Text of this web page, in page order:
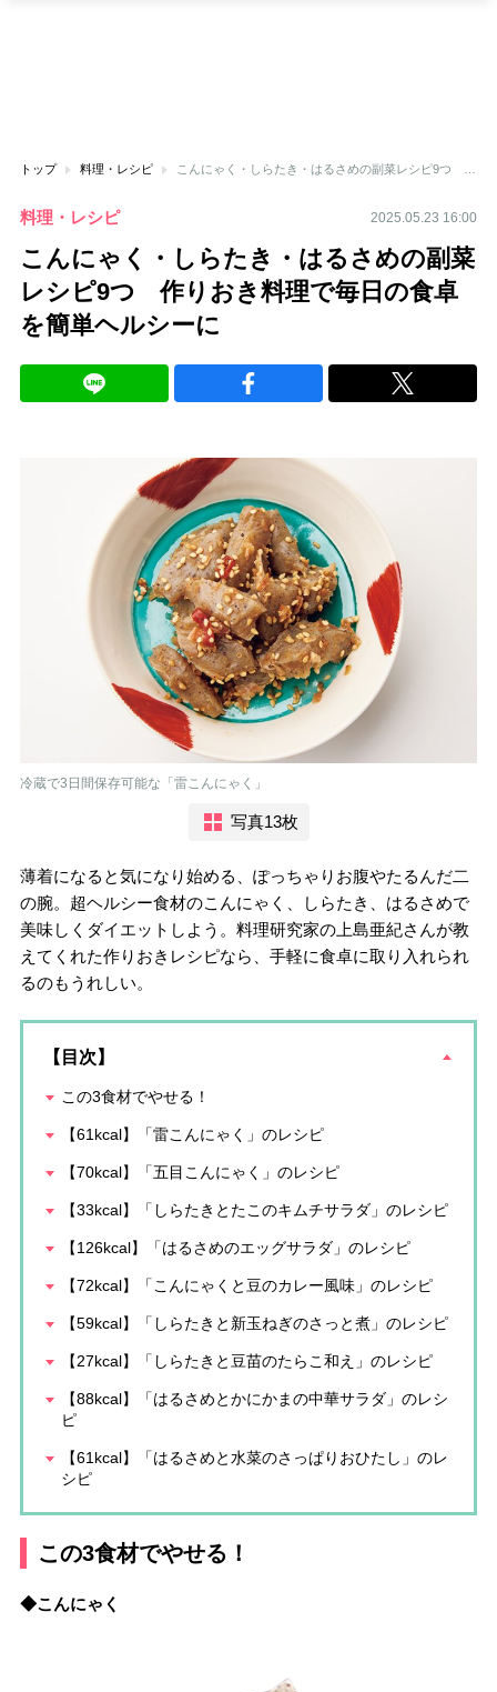
トップ 料理・レシピ
料理・レシピ 2025.05.23 16:00
こんにゃく・しらたき・はるさめの副菜
レシピ9つ 作りおき料理で毎日の食卓
を簡単ヘルシーに
冷蔵で3日間保存可能な「雷こんにゃく」
写真13枚
薄着になると気になり始める、ぽっちゃりお腹やたるんだ二
の腕。超ヘルシー食材のこんにゃく、しらたき、はるさめで
美味しくダイエットしよう。料理研究家の上島亜紀さんが教
えてくれた作りおきレシピなら、手軽に食卓に取り入れられ
るのもうれしい。
【目次】
この3食材でやせる！
【61kcal】「雷こんにゃく」のレシピ
【70kcal】「五目こんにゃく」のレシピ
【33kcal】「しらたきとたこのキムチサラダ」のレシピ
【126kcal】「はるさめのエッグサラダ」のレシピ
【72kcal】「こんにゃくと豆のカレー風味」のレシピ
【59kcal】「しらたきと新玉ねぎのさっと煮」のレシピ
【27kcal】「しらたきと豆苗のたらこ和え」のレシピ
【88kcal】「はるさめとかにかまの中華サラダ」のレシ
ピ
【61kcal】「はるさめと水菜のさっぱりおひたし」のレ
シピ
この3食材でやせる！
◆こんにゃく